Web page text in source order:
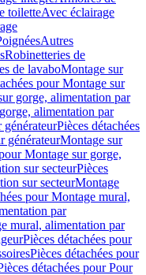
toiletteAvec éclairage
Autres
Robinetteries de
de lavaboMontage sur
pour Montage sur
gorge, alimentation par
alimentation par
Pièces détachées
générateurMontage sur
Montage sur gorge,
sur secteurPièces
sur secteurMontage
pour Montage mural,
par
mural, alimentation par
Pièces détachées pour
Pièces détachées pour
détachées pour Pour